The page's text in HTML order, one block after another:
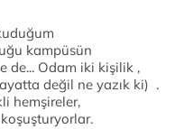
kampüsün
de... Odam iki kişilik ,
değil ne yazık ki) .
hemşireler,